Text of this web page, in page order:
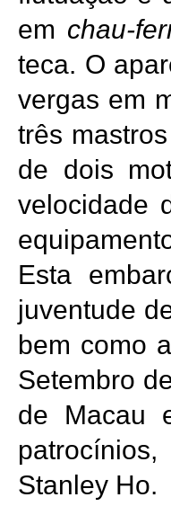
em chau-
teca. O
vergas em
três
de dois
velocidade
Esta
juventude
bem como
Setembro
de Macau
Stanley Ho.